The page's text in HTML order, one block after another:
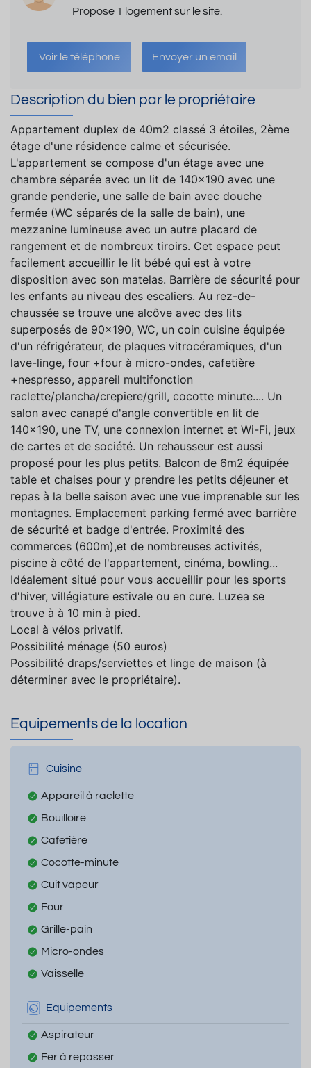
Propose 1 logement sur le site.
Voir le téléphone Envoyer un email
Description du bien par le propriétaire
Appartement duplex de 40m2 classé 3 étoiles, 2ème
étage d'une résidence calme et sécurisée.
L'appartement se compose d'un étage avec une
chambre séparée avec un lit de 140x190 avec une
grande penderie, une salle de bain avec douche
fermée (WC séparés de la salle de bain), une
mezzanine lumineuse avec un autre placard de
rangement et de nombreux tiroirs. Cet espace peut
facilement accueillir le lit bébé qui est à votre
disposition avec son matelas. Barrière de sécurité pour
les enfants au niveau des escaliers. Au rez-de-
chaussée se trouve une alcôve avec des lits
superposés de 90x190, WC, un coin cuisine équipée
d'un réfrigérateur, de plaques vitrocéramiques, d'un
lave-linge, four +four à micro-ondes, cafetière
+nespresso, appareil multifonction
raclette/plancha/crepiere/grill, cocotte minute.... Un
salon avec canapé d'angle convertible en lit de
140x190, une TV, une connexion internet et Wi-Fi, jeux
de cartes et de société. Un rehausseur est aussi
proposé pour les plus petits. Balcon de 6m2 équipée
table et chaises pour y prendre les petits déjeuner et
repas à la belle saison avec une vue imprenable sur les
montagnes. Emplacement parking fermé avec barrière
de sécurité et badge d'entrée. Proximité des
commerces (600m),et de nombreuses activités,
piscine à côté de l'appartement, cinéma, bowling...
Idéalement situé pour vous accueillir pour les sports
d'hiver, villégiature estivale ou en cure. Luzea se
trouve à à 10 min à pied.
Local à vélos privatif.
Possibilité ménage (50 euros)
Possibilité draps/serviettes et linge de maison (à
déterminer avec le propriétaire).
Equipements de la location
Cuisine
Appareil à raclette
Bouilloire
Cafetière
Cocotte-minute
Cuit vapeur
Four
Grille-pain
Micro-ondes
Vaisselle
Equipements
Aspirateur
Fer à repasser